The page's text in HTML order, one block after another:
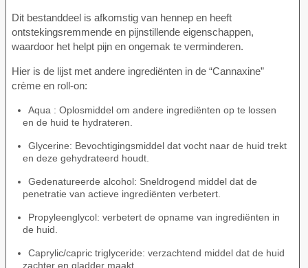
Dit bestanddeel is afkomstig van hennep en heeft
ontstekingsremmende en pijnstillende eigenschappen,
waardoor het helpt pijn en ongemak te verminderen.
Hier is de lijst met andere ingrediënten in de “Cannaxine”
crème en roll-on:
Aqua : Oplosmiddel om andere ingrediënten op te lossen
en de huid te hydrateren.
Glycerine: Bevochtigingsmiddel dat vocht naar de huid trekt
en deze gehydrateerd houdt.
Gedenatureerde alcohol: Sneldrogend middel dat de
penetratie van actieve ingrediënten verbetert.
Propyleenglycol: verbetert de opname van ingrediënten in
de huid.
Caprylic/capric triglyceride: verzachtend middel dat de huid
zachter en gladder maakt.